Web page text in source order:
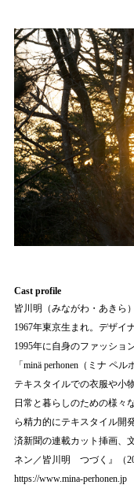
Cast profile
皆川明（みながわ・あきら）
1967年東京生まれ。デザイナ
1995年に自身のファッショ
「minä perhonen（ミナ ペ
テキスタイルでの衣服や小
日常と暮らしのための様々
ら精力的にテキスタイル開
済新聞の連載カット挿画、
ネン／皆川明 つづく』（
https://www.mina-perhonen.jp